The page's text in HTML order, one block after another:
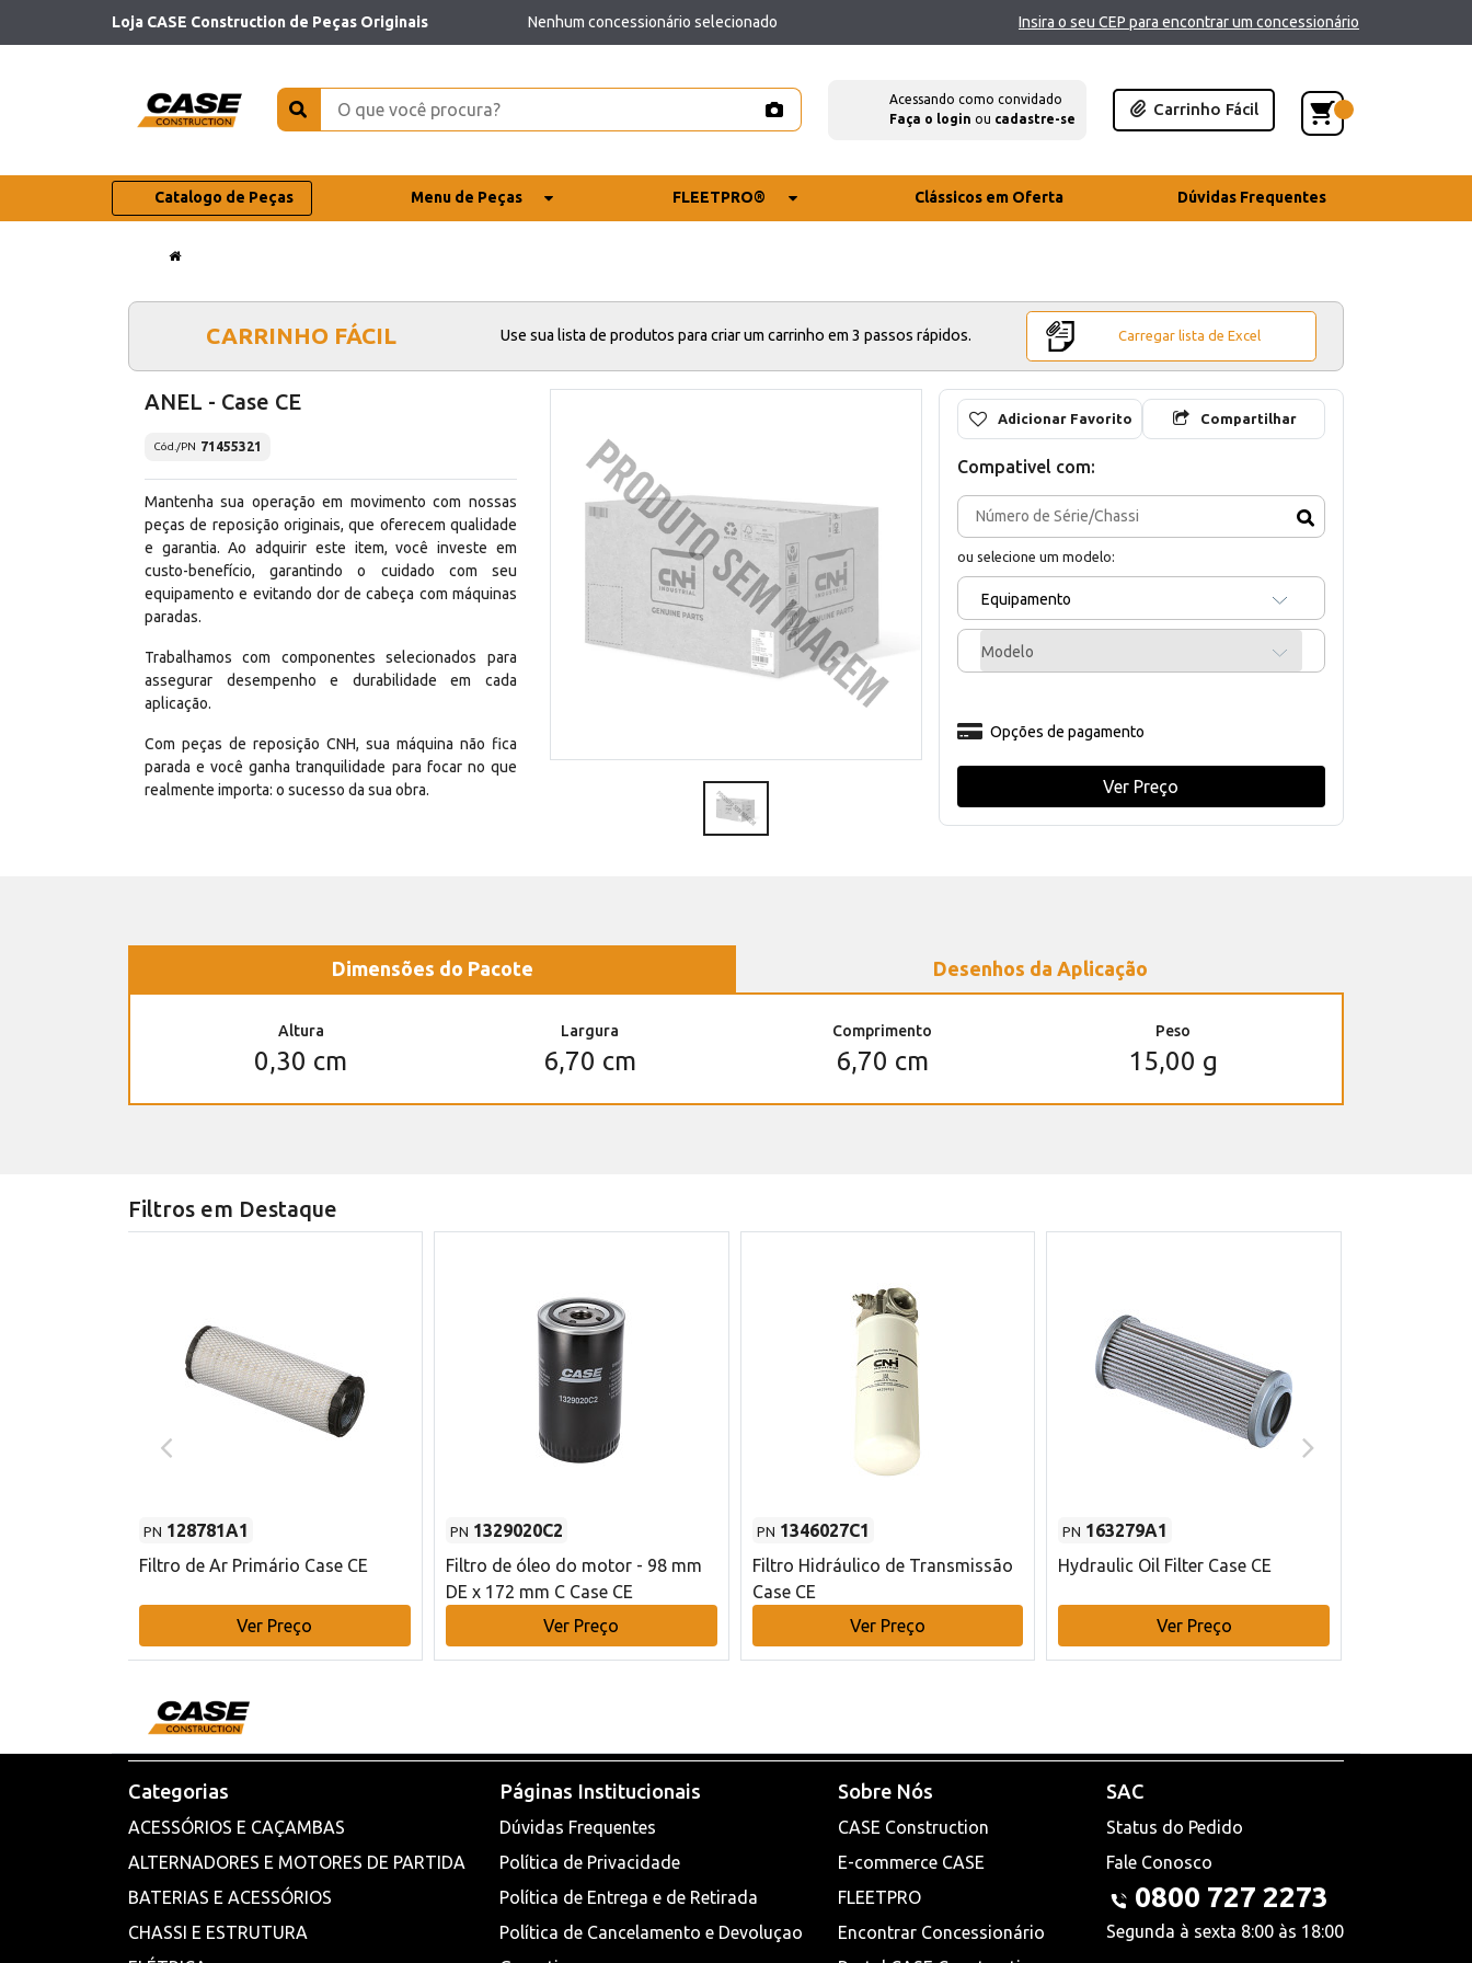
Loja CASE Construction de Peças Originais Nenhum concessionário selecionado Insira o seu CEP para encontrar um concessionário
Acessando como convidado
Faça o login ou cadastre-se
Carrinho Fácil
Catalogo de Peças Menu de Peças FLEETPRO® Clássicos em Oferta Dúvidas Frequentes
CARRINHO FÁCIL Use sua lista de produtos para criar um carrinho em 3 passos rápidos. Carregar lista de Excel
ANEL - Case CE
Cód./PN 71455321
Mantenha sua operação em movimento com nossas
peças de reposição originais, que oferecem qualidade
e garantia. Ao adquirir este item, você investe em
custo-benefício, garantindo o cuidado com seu
equipamento e evitando dor de cabeça com máquinas
paradas.
Trabalhamos com componentes selecionados para
assegurar desempenho e durabilidade em cada
aplicação.
Com peças de reposição CNH, sua máquina não fica
parada e você ganha tranquilidade para focar no que
realmente importa: o sucesso da sua obra.
Adicionar Favorito Compartilhar
Compativel com:
ou selecione um modelo:
Equipamento
Modelo
Opções de pagamento
Ver Preço
Dimensões do Pacote Desenhos da Aplicação
Altura
0,30 cm
Largura
6,70 cm
Comprimento
6,70 cm
Peso
15,00 g
Filtros em Destaque
PN 128781A1
Filtro de Ar Primário Case CE
Ver Preço
PN 1329020C2
Filtro de óleo do motor - 98 mm
DE x 172 mm C Case CE
Ver Preço
PN 1346027C1
Filtro Hidráulico de Transmissão
Case CE
Ver Preço
PN 163279A1
Hydraulic Oil Filter Case CE
Ver Preço
Categorias
ACESSÓRIOS E CAÇAMBAS
ALTERNADORES E MOTORES DE PARTIDA
BATERIAS E ACESSÓRIOS
CHASSI E ESTRUTURA
Páginas Institucionais
Dúvidas Frequentes
Política de Privacidade
Política de Entrega e de Retirada
Política de Cancelamento e Devoluçao
Sobre Nós
CASE Construction
E-commerce CASE
FLEETPRO
Encontrar Concessionário
SAC
Status do Pedido
Fale Conosco
0800 727 2273
Segunda à sexta 8:00 às 18:00